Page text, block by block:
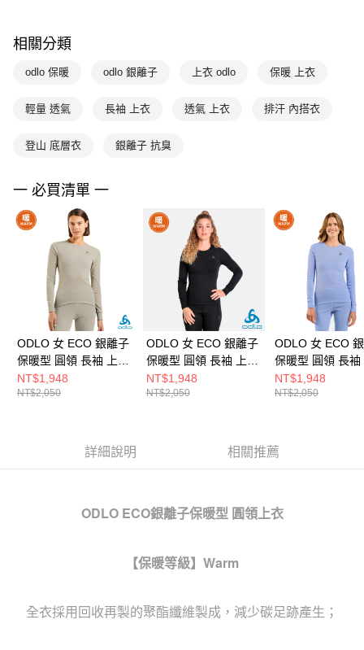
相關分類
odlo 保暖 odlo 銀離子 上衣 odlo 保暖 上衣
輕量 透氣 長袖 上衣 透氣 上衣 排汗 內搭衣
登山 底層衣 銀離子 抗臭
一 必買清單 一
ODLO 女 ECO 銀離子
保暖型 圓領 長袖 上衣
瑪瑙灰
NT$1,948
NT$2,050
ODLO 女 ECO 銀離子
保暖型 圓領 長袖 上衣
黑
NT$1,948
NT$2,050
ODLO 女 ECO
保暖型 圓領 長袖
藍鷺
NT$1,948
NT$2,050
詳細說明 相關推薦
ODLO ECO銀離子保暖型 圓領上衣
【保暖等級】 Warm
全衣採用回收再製的聚酯纖維製成，減少碳足跡產生；